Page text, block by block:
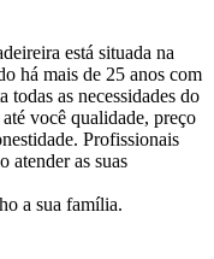
está situada na
há mais de 25 anos com
todas as necessidades do
você qualidade, preço
Profissionais
atender as suas
a sua família.